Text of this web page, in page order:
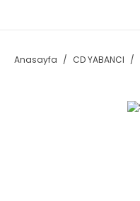
Anasayfa CD YABANCI